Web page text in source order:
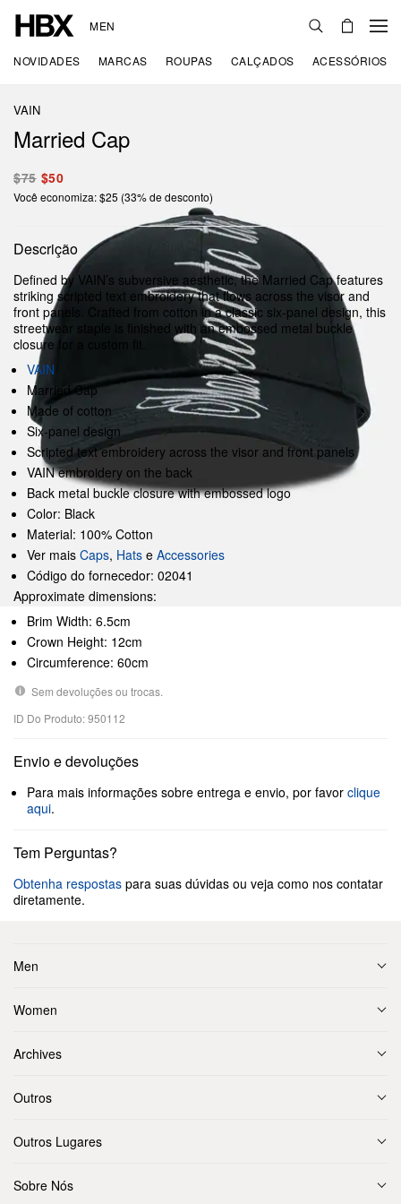
MEN
NOVIDADES MARCAS ROUPAS CALÇADOS ACESSÓRIOS
VAIN
Married Cap
$75 $50
Você economiza: $25 (33% de desconto)
Descrição
Defined by VAIN’s subversive aesthetic, the Married Cap features
striking scripted text embroidery that flows across the visor and
front panels. Crafted from cotton in a classic six-panel design, this
streetwear staple is finished with an embossed metal buckle
closure for a custom fit.
VAIN
Married Cap
Made of cotton
Six-panel design
Scripted text embroidery across the visor and front panels
VAIN embroidery on the back
Back metal buckle closure with embossed logo
Color: Black
Material: 100% Cotton
Ver mais Caps, Hats e Accessories
Código do fornecedor: 02041
Approximate dimensions:
Brim Width: 6.5cm
Crown Height: 12cm
Circumference: 60cm
Sem devoluções ou trocas.
ID Do Produto: 950112
Envio e devoluções
Para mais informações sobre entrega e envio, por favor clique
aqui.
Tem Perguntas?
Obtenha respostas para suas dúvidas ou veja como nos contatar
diretamente.
Men
Women
Archives
Outros
Outros Lugares
Sobre Nós